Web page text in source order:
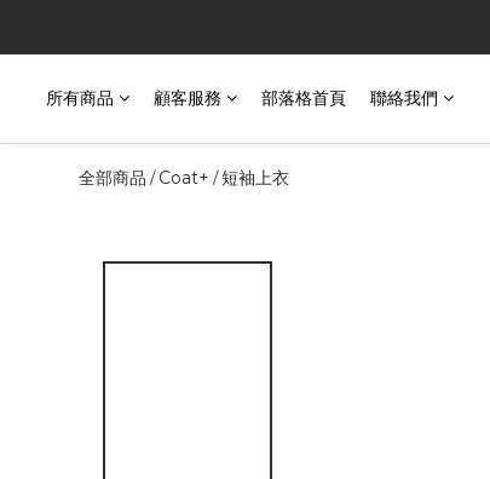
所有商品 顧客服務 部落格首頁 聯絡我們
全部商品 /Coat+ /短袖上衣